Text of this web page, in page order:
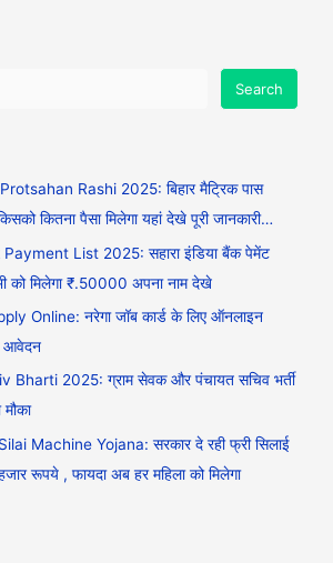
Search
Rashi 2025: बिहार मैट्रिक पास
कितना पैसा मिलेगा यहां देखे पूरी जानकारी…
List 2025: सहारा इंडिया बैंक पेमेंट
को मिलेगा ₹.50000 अपना नाम देखे
Online: नरेगा जॉब कार्ड के लिए ऑनलाइन
आवेदन
Bharti 2025: ग्राम सेवक और पंचायत सचिव भर्ती
Machine Yojana: सरकार दे रही फ्री सिलाई
रूपये , फायदा अब हर महिला को मिलेगा